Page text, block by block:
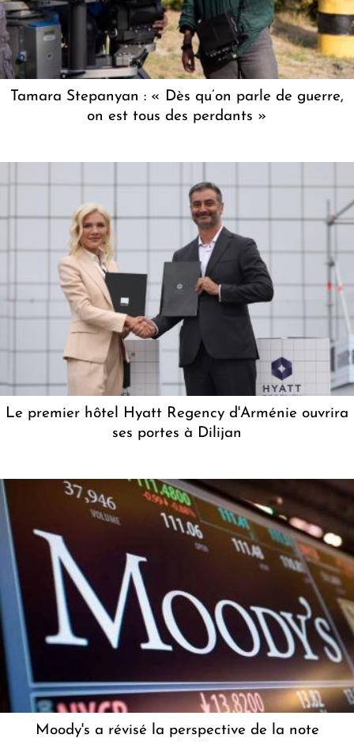
Tamara Stepanyan : « Dès qu’on parle de guerre,
on est tous des perdants »
Le premier hôtel Hyatt Regency d'Arménie ouvrira
ses portes à Dilijan
Moody's a révisé la perspective de la note